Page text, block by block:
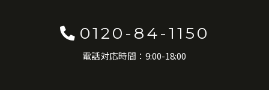
0120-84-1150
電話対応時間：9:00-18:00